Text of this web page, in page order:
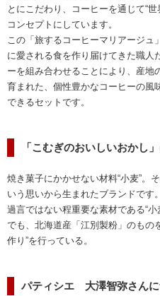
とにこだわり、コーヒーを通じて“
コンセプトにしています。
この「旅するコーヒーマリアージュ
に愛される食を作り届けてきた職人
ーを組み合わせることにより、産地
育まれた、個性豊かなコーヒーの風
できるセットです。
「こむぎのおいしいおかし
焼き菓子にかかせない材料“小麦”。
いう思いから生まれたブランドです
過言ではない程重要な素材である“
でも、北海道産「江別製粉」のもの
作り”を行っている。
パティシエ 大澤智弥さんに